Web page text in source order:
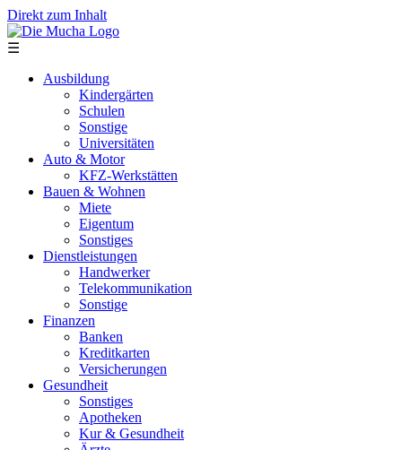
Direkt zum Inhalt
☰
Ausbildung
Kindergärten
Schulen
Sonstige
Universitäten
Auto & Motor
KFZ-Werkstätten
Bauen & Wohnen
Miete
Eigentum
Sonstiges
Dienstleistungen
Handwerker
Telekommunikation
Sonstige
Finanzen
Banken
Kreditkarten
Versicherungen
Gesundheit
Sonstiges
Apotheken
Kur & Gesundheit